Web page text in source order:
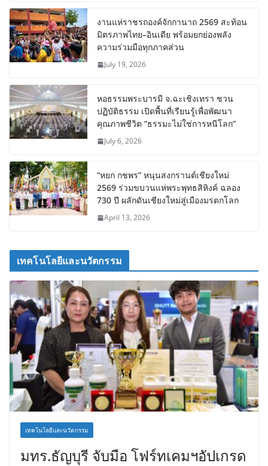
งานแห่ราชรถองค์จักกานาถ 2569 สะท้อน
มิตรภาพไทย–อินเดีย พร้อมยกย่องพลัง
ความร่วมมือทุกภาคส่วน
July 19, 2026
หอธรรมพระบารมี จ.ฉะเชิงเทรา ชวน
ปฏิบัติธรรม เปิดพื้นที่เรียนรู้เพื่อพัฒนา
คุณภาพชีวิต “ธรรมะไม่ใช่การหนีโลก”
July 6, 2026
“หยก กชพร” หนุนสงกรานต์เชียงใหม่
2569 ร่วมขบวนแห่พระพุทธสิหิงค์ ฉลอง
730 ปี ผลักดันเชียงใหม่สู่เมืองมรดกโลก
April 13, 2026
เทคโนโลยีและนวัตกรรม
เทคโนโลยีและนวัตกรรม
มทร.ธัญบุรี จับมือ โฟร์ทเคมฯอัปเกรด